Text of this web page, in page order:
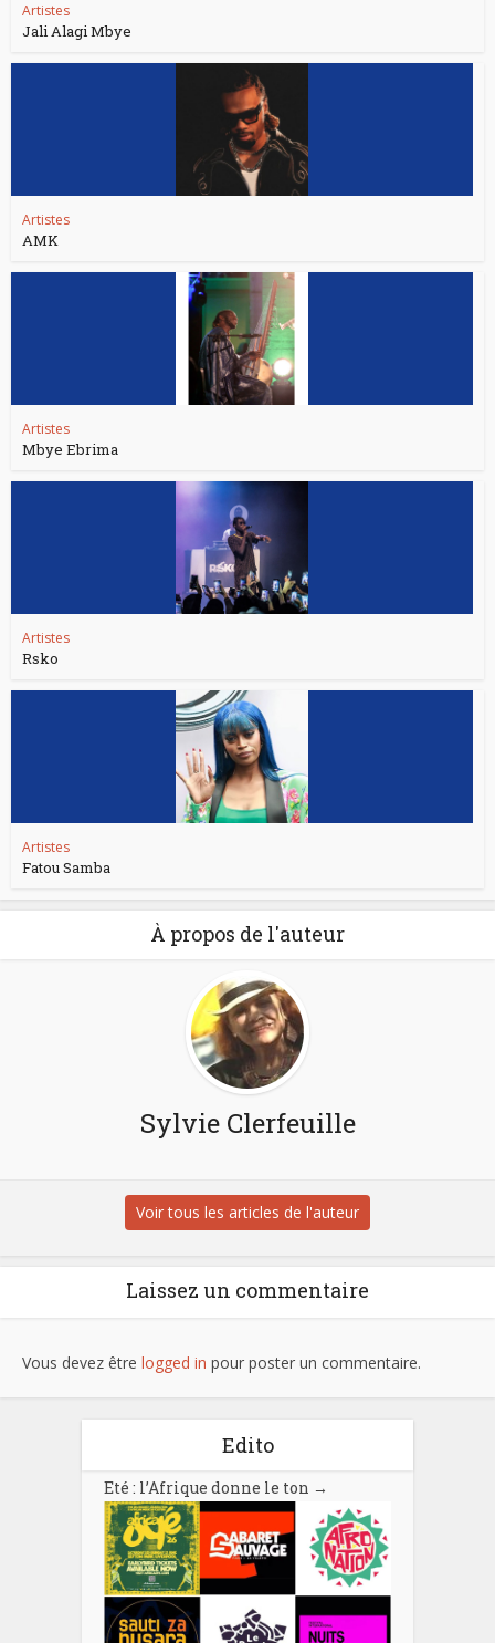
Artistes
Jali Alagi Mbye
Artistes
AMK
Artistes
Mbye Ebrima
Artistes
Rsko
Artistes
Fatou Samba
À propos de l'auteur
Sylvie Clerfeuille
Voir tous les articles de l'auteur
Laissez un commentaire
Vous devez être logged in pour poster un commentaire.
Edito
Eté : l’Afrique donne le ton →